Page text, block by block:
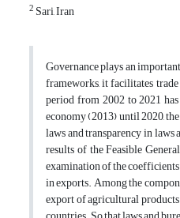
2 Sari, Iran
Governance plays an
frameworks, it facilitates
period from 2002 to 2021
economy (2013) until 2020,
laws and transparency in
results of the Feasible
examination of the
in exports. Among the
export of agricultural